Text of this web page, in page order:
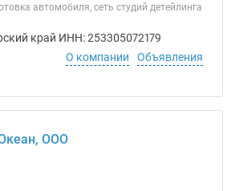
автомобиля, сеть студий детейлинга
край ИНН: 253305072179
О компании
Объявления
ООО